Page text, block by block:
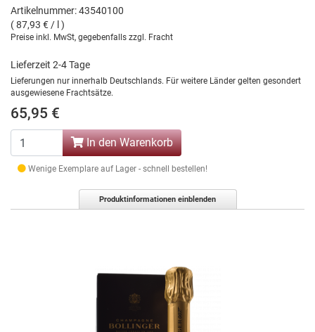
Artikelnummer: 43540100
( 87,93 € / l )
Preise inkl. MwSt, gegebenfalls zzgl. Fracht
Lieferzeit 2-4 Tage
Lieferungen nur innerhalb Deutschlands. Für weitere Länder gelten gesondert
ausgewiesene Frachtsätze.
65,95 €
In den Warenkorb
Wenige Exemplare auf Lager - schnell bestellen!
Produktinformationen einblenden